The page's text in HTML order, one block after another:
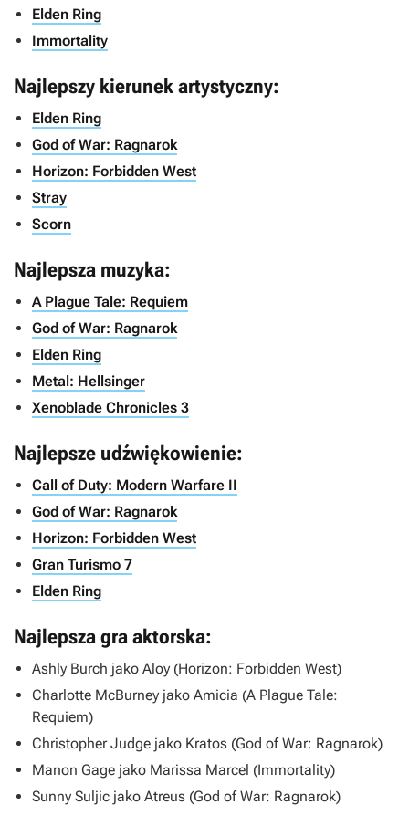
Elden Ring
Immortality
Najlepszy kierunek artystyczny:
Elden Ring
God of War: Ragnarok
Horizon: Forbidden West
Stray
Scorn
Najlepsza muzyka:
A Plague Tale: Requiem
God of War: Ragnarok
Elden Ring
Metal: Hellsinger
Xenoblade Chronicles 3
Najlepsze udźwiękowienie:
Call of Duty: Modern Warfare II
God of War: Ragnarok
Horizon: Forbidden West
Gran Turismo 7
Elden Ring
Najlepsza gra aktorska:
Ashly Burch jako Aloy (Horizon: Forbidden West)
Charlotte McBurney jako Amicia (A Plague Tale:
Requiem)
Christopher Judge jako Kratos (God of War: Ragnarok)
Manon Gage jako Marissa Marcel (Immortality)
Sunny Suljic jako Atreus (God of War: Ragnarok)